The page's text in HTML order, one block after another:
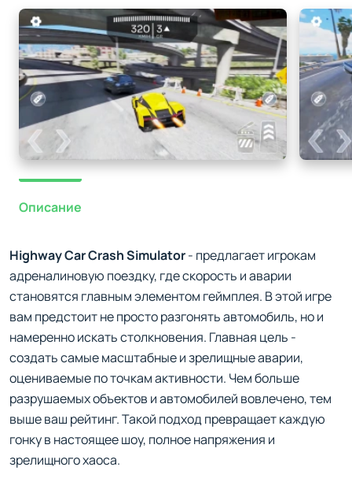
Описание
Highway Car Crash Simulator- предлагает игрокам
адреналиновую поездку, где скорость и аварии
становятся главным элементом геймплея. В этой игре
вам предстоит не просто разгонять автомобиль, но и
намеренно искать столкновения. Главная цель -
создать самые масштабные и зрелищные аварии,
оцениваемые по точкам активности. Чем больше
разрушаемых объектов и автомобилей вовлечено, тем
выше ваш рейтинг. Такой подход превращает каждую
гонку в настоящее шоу, полное напряжения и
зрелищного хаоса.